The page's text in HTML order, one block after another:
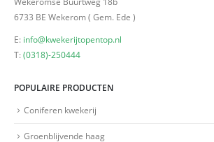
6733 BE Wekerom ( Gem. Ede )
E: info@kwekerijtopentop.nl
T:(0318)-250444
POPULAIRE PRODUCTEN
Coniferen kwekerij
Groenblijvende haag